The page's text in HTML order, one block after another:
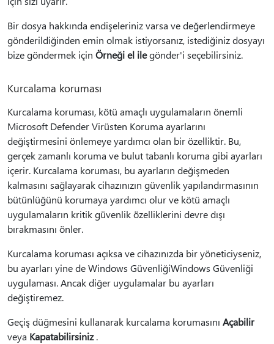
Bir dosya hakkında endişeleriniz varsa ve değerlendirmeye
gönderildiğinden emin olmak istiyorsanız, istediğiniz dosyayı
bize göndermek için Örneği el ilegönder'i seçebilirsiniz.
Kurcalama koruması
Kurcalama koruması, kötü amaçlı uygulamaların önemli
Microsoft Defender Virüsten Koruma ayarlarını
değiştirmesini önlemeye yardımcı olan bir özelliktir. Bu,
gerçek zamanlı koruma ve bulut tabanlı koruma gibi ayarları
içerir. Kurcalama koruması, bu ayarların değişmeden
kalmasını sağlayarak cihazınızın güvenlik yapılandırmasının
bütünlüğünü korumaya yardımcı olur ve kötü amaçlı
uygulamaların kritik güvenlik özelliklerini devre dışı
bırakmasını önler.
Kurcalama koruması açıksa ve cihazınızda bir yöneticiyseniz,
bu ayarları yine de Windows GüvenliğiWindows Güvenliği
uygulaması. Ancak diğer uygulamalar bu ayarları
değiştiremez.
Geçiş düğmesini kullanarak kurcalama korumasını Açabilir
veya Kapatabilirsiniz.